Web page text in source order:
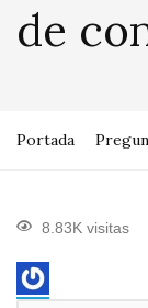
de
Portada
8.83K visitas